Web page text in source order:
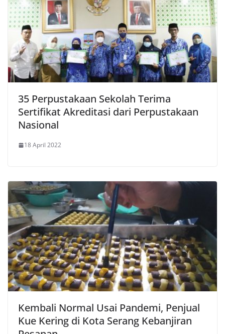
35 Perpustakaan Sekolah Terima
Sertifikat Akreditasi dari Perpustakaan
Nasional
18 April 2022
Kembali Normal Usai Pandemi, Penjual
Kue Kering di Kota Serang Kebanjiran